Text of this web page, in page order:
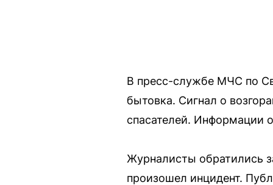
В пресс-службе МЧС по
бытовка. Сигнал о
спасателей. Информации
Журналисты обратились
произошел инцидент.